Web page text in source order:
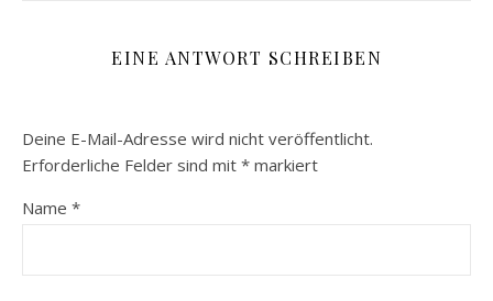
EINE ANTWORT SCHREIBEN
Deine E-Mail-Adresse wird nicht veröffentlicht.
Erforderliche Felder sind mit * markiert
Name *